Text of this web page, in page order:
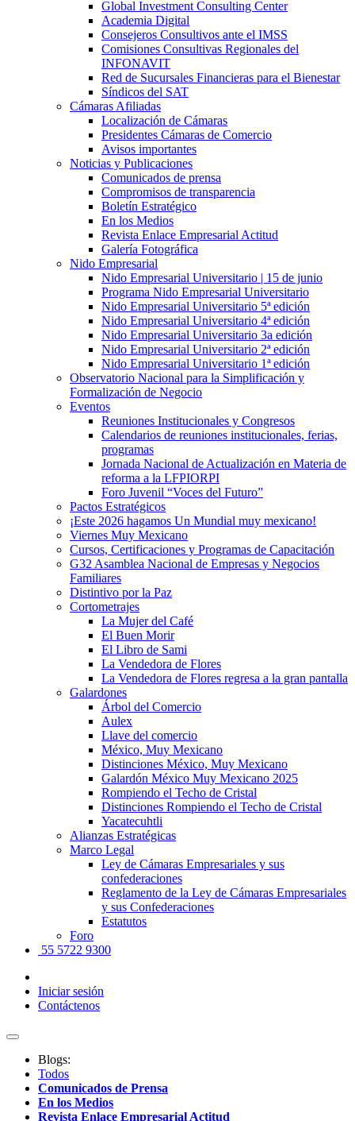
Global Investment Consulting Center
Academia Digital
Consejeros Consultivos ante el IMSS
Comisiones Consultivas Regionales del
INFONAVIT
Red de Sucursales Financieras para el Bienestar
Síndicos del SAT
Cámaras Afiliadas
Localización de Cámaras
Presidentes Cámaras de Comercio
Avisos importantes
Noticias y Publicaciones
Comunicados de prensa
Compromisos de transparencia
Boletín Estratégico
En los Medios
Revista Enlace Empresarial Actitud
Galería Fotográfica
Nido Empresarial
Nido Empresarial Universitario | 15 de junio
Programa Nido Empresarial Universitario
Nido Empresarial Universitario 5ª edición
Nido Empresarial Universitario 4ª edición
Nido Empresarial Universitario 3a edición
Nido Empresarial Universitario 2ª edición
Nido Empresarial Universitario 1ª edición
Observatorio Nacional para la Simplificación y
Formalización de Negocio
Eventos
Reuniones Institucionales y Congresos
Calendarios de reuniones institucionales, ferias,
programas
Jornada Nacional de Actualización en Materia de
reforma a la LFPIORPI
Foro Juvenil “Voces del Futuro”
Pactos Estratégicos
¡Este 2026 hagamos Un Mundial muy mexicano!
Viernes Muy Mexicano
Cursos, Certificaciones y Programas de Capacitación
G32 Asamblea Nacional de Empresas y Negocios
Familiares
Distintivo por la Paz
Cortometrajes
La Mujer del Café
El Buen Morir
El Libro de Sami
La Vendedora de Flores
La Vendedora de Flores regresa a la gran pantalla
Galardones
Árbol del Comercio
Aulex
Llave del comercio
México, Muy Mexicano
Distinciones México, Muy Mexicano
Galardón México Muy Mexicano 2025
Rompiendo el Techo de Cristal
Distinciones Rompiendo el Techo de Cristal
Yacatecuhtli
Alianzas Estratégicas
Marco Legal
Ley de Cámaras Empresariales y sus
confederaciones
Reglamento de la Ley de Cámaras Empresariales
y sus Confederaciones
Estatutos
Foro
55 5722 9300
Iniciar sesión
Contáctenos
Blogs:
Todos
Comunicados de Prensa
En los Medios
Revista Enlace Empresarial Actitud